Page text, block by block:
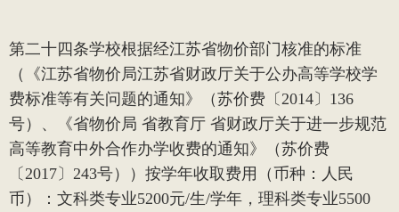
第二十四条学校根据经江苏省物价部门核准的标准
（《江苏省物价局江苏省财政厅关于公办高等学校学
费标准等有关问题的通知》（苏价费〔2014〕 136
号）、《省物价局 省教育厅 省财政厅关于进一步规范
高等教育中外合作办学收费的通知》（苏价费
〔2017〕 243号））按学年收取费用（币种：人民
币）：文科类专业5200元/生/学年，理科类专业5500